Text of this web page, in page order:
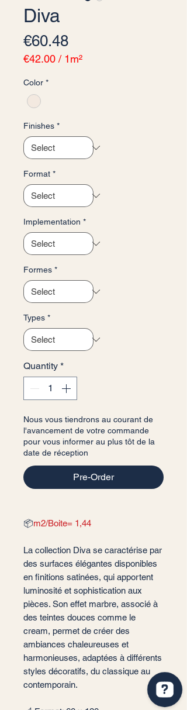
Diva
€60.48Price
€42.00 / 1m²
per
1
Square
meter
Color *
Finishes *
Format *
Implementation *
Formes *
Types *
Quantity *
Nous vous tiendrons au courant de
l'avancement de votre commande
pour vous informer au plus tôt de la
date de réception
Pre-Order
📦m2/Boite= 1,44
La collection Diva se caractérise par
des surfaces élégantes disponibles
en finitions satinées, qui apportent
luminosité et sophistication aux
pièces. Son effet marbre, associé à
des teintes douces comme le
cream, permet de créer des
ambiances chaleureuses et
harmonieuses, adaptées à différents
styles décoratifs, du classique au
contemporain.